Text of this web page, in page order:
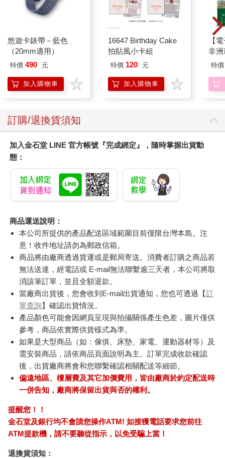
悠遊卡錶帶－藍色
（20mm適用）
特價 490 元
加入購物車
16647 Birthday Cake
拍貼風小卡組
特價 120 元
加入購物車
【
非
特價
訂購/退換貨須知
加入金石堂 LINE 官方帳號『完成綁定』，隨時掌握出貨動
態：
商品運送說明：
本公司所提供的產品配送區域範圍目前僅限台灣本島。注
意！收件地址請勿為郵政信箱。
商品將由廠商透過貨運或是郵局寄送。消費者訂購之商品若
無法送達，經電話或 E-mail無法聯繫逾三天者，本公司將取
消該筆訂單，並且全額退款。
當廠商出貨後，您會收到E-mail出貨通知，您也可透過【訂
單查詢】確認出貨情況。
產品顏色可能會因網頁呈現與拍攝關係產生色差，圖片僅供
參考，商品依實際供貨樣式為準。
如果是大型商品（如：傢俱、床墊、家電、運動器材等）及
需安裝商品，請依商品頁面說明為主。訂單完成收款確認
後，出貨廠商將會和您聯繫確認相關配送等細節。
偏遠地區、樓層費及其它加價費用，皆由廠商於約定配送時
一併告知，廠商將保留出貨與否的權利。
提醒您！！
金石堂及銀行均不會請您操作ATM! 如接獲電話要求您前往
ATM提款機，請不要聽從指示，以免受騙上當！
退換貨須知：